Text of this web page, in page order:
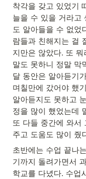
착각을 갖고 있었기
늘을 수 있을 거라고
도 알아들을 수 없었
람들과 친해지는 걸
지만은 않았다. 또
말도 못하니 정말 막
달 동안은 알아듣기
며칠만에 갔어야 했
알아듣지도 못하고
정을 많이 했었는데
또 다들 중간에 와서
주고 도움도 많이 줬
초반에는 수업 끝나
기까지 돌려가면서
학교를 다녔다. 수업